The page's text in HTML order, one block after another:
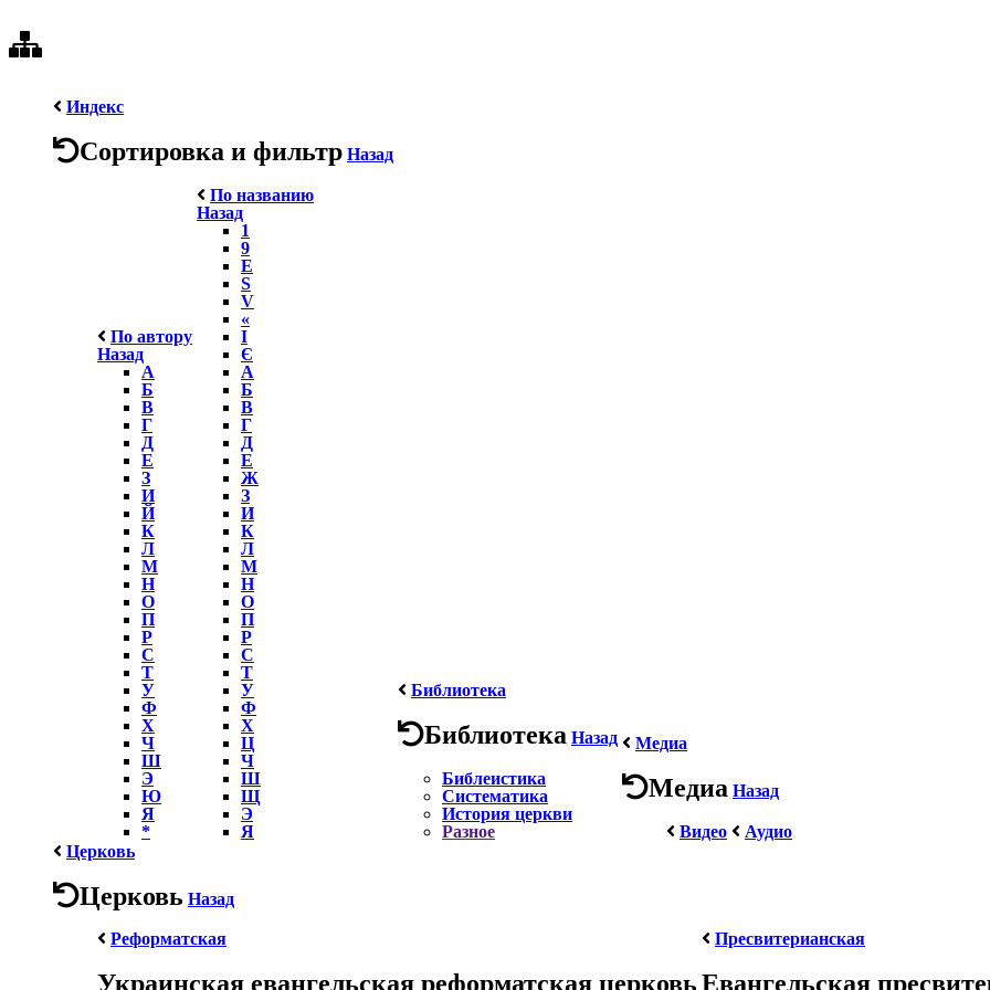
Индекс
Сортировка и фильтр Назад
По автору
Назад
А
Б
В
Г
Д
Е
З
И
Й
К
Л
М
Н
О
П
Р
С
Т
У
Ф
Х
Ч
Ш
Э
Ю
Я
*
По названию
Назад
1
9
E
S
V
«
І
Є
А
Б
В
Г
Д
Е
Ж
З
И
К
Л
М
Н
О
П
Р
С
Т
У
Ф
Х
Ц
Ч
Ш
Щ
Э
Я
Библиотека
Библиотека Назад
Библеистика
Систематика
История церкви
Разное
Медиа
Медиа Назад
Видео
Аудио
Церковь
Церковь Назад
Реформатская
Украинская евангельская реформатская церковь
Пресвитерианская
Евангельская